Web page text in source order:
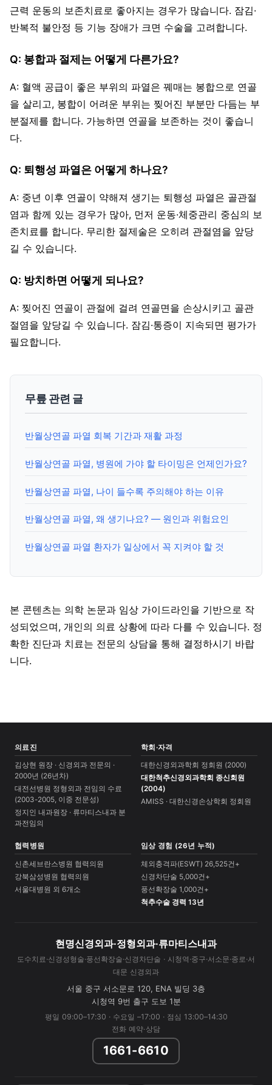
근력 운동의 보존치료로 좋아지는 경우가 많습니다. 잠김·
반복적 불안정 등 기능 장애가 크면 수술을 고려합니다.
Q: 봉합과 절제는 어떻게 다른가요?
A: 혈액 공급이 좋은 부위의 파열은 꿰매는 봉합으로 연골
을 살리고, 봉합이 어려운 부위는 찢어진 부분만 다듬는 부
분절제를 합니다. 가능하면 연골을 보존하는 것이 좋습니
다.
Q: 퇴행성 파열은 어떻게 하나요?
A: 중년 이후 연골이 약해져 생기는 퇴행성 파열은 골관절
염과 함께 있는 경우가 많아, 먼저 운동·체중관리 중심의 보
존치료를 합니다. 무리한 절제술은 오히려 관절염을 앞당
길 수 있습니다.
Q: 방치하면 어떻게 되나요?
A: 찢어진 연골이 관절에 걸려 연골면을 손상시키고 골관
절염을 앞당길 수 있습니다. 잠김·통증이 지속되면 평가가
필요합니다.
무릎 관련 글
반월상연골 파열 회복 기간과 재활 과정
반월상연골 파열, 병원에 가야 할 타이밍은 언제인가요?
반월상연골 파열, 나이 들수록 주의해야 하는 이유
반월상연골 파열, 왜 생기나요? — 원인과 위험요인
반월상연골 파열 환자가 일상에서 꼭 지켜야 할 것
본 콘텐츠는 의학 논문과 임상 가이드라인을 기반으로 작
성되었으며, 개인의 의료 상황에 따라 다를 수 있습니다. 정
확한 진단과 치료는 전문의 상담을 통해 결정하시기 바랍
니다.
의료진
김상현 원장 · 신경외과 전문의 ·
2000년 (26년차)
대전선병원 정형외과 전임의 수료
(2003-2005, 이중 전문성)
정지인 내과원장 · 류마티스내과 분
과전임의
학회·자격
대한신경외과학회 정회원 (2000)
대한척추신경외과학회 종신회원
(2004)
AMISS · 대한신경손상학회 정회원
협력병원
신촌세브란스병원 협력의원
강북삼성병원 협력의원
서울대병원 외 6개소
임상 경험 (26년 누적)
체외충격파(ESWT) 26,525건+
신경차단술 5,000건+
풍선확장술 1,000건+
척추수술 경력 13년
현명신경외과·정형외과·류마티스내과
도수치료·신경성형술·풍선확장술·신경차단술 · 시청역·중구·서소문·종로·서
대문 신경외과
서울 중구 서소문로 120, ENA 빌딩 3층
시청역 9번 출구 도보 1분
평일 09:00–17:30 · 수요일 –17:00 · 점심 13:00–14:30
전화 예약·상담
1661-6610